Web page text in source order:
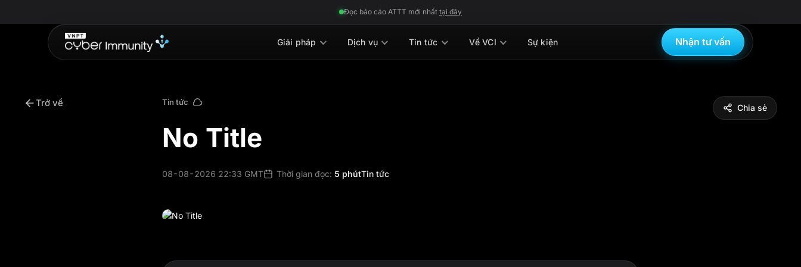
Đọc báo cáo ATTT mới nhất tại đây
Giải pháp Dịch vụ Tin tức Về VCI Sự kiện Nhận tư vấn
Trở về Tin tức
No Title
08-08-2026 22:33 GMT Thời gian đọc: 5 phútTin tức
Chia sẻ